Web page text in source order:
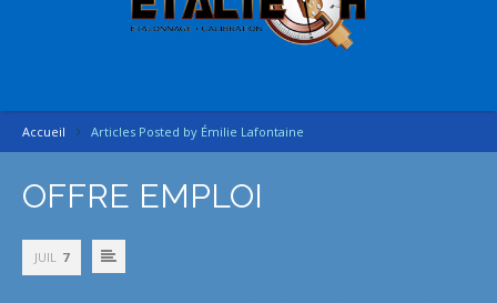
Accueil Articles Posted by Émilie Lafontaine
OFFRE EMPLOI
JUIL 7